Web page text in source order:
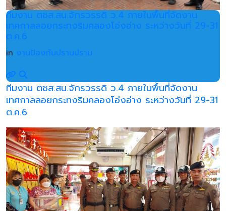
ทีมงาน ตชส.สน.จักรวรรดิ ว.4 ภายในพื้นที่จัดงาน
เทศกาลลอยกระทงริมคลองโอ่งอ่าง ระหว่างวันที่ 29-31
ต.ค.6
in งานป้องกันปราบปราม
ทีมงาน ตชส.สน.จักรวรรดิ ว.4 ภายในพื้นที่จัดงาน
เทศกาลลอยกระทงริมคลองโอ่งอ่าง ระหว่างวันที่ 29-31
ต.ค.6